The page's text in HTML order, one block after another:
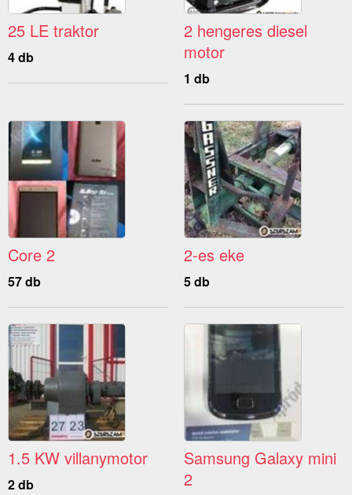
25 LE traktor
4 db
2 hengeres diesel
motor
1 db
Core 2
57 db
2-es eke
5 db
1.5 KW villanymotor
2 db
Samsung Galaxy mini
2